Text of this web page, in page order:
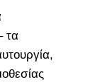
τα